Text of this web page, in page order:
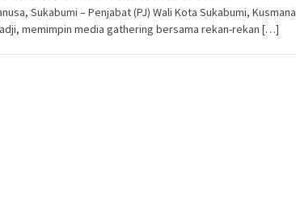
Sukabumi – Penjabat (PJ) Wali Kota Sukabumi, Kusmana
memimpin media gathering bersama rekan-rekan […]